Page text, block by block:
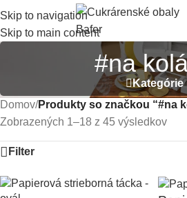
Skip to navigation
Skip to main content
#na
Kategórie
Domov/Produkty so značkou “#na
Zobrazených 1–18 z 45 výsledkov
Filter